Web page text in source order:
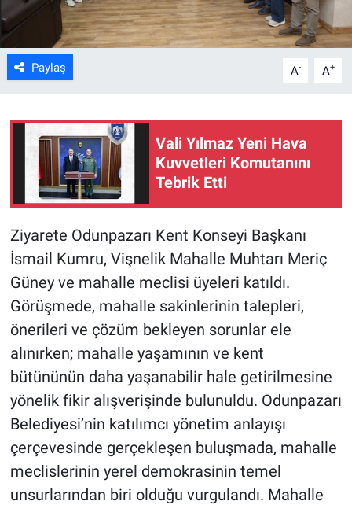
Paylaş A- A+
Vali Yılmaz Yeni Hava
Kuvvetleri Komutanını
Tebrik Etti
Ziyarete Odunpazarı Kent Konseyi Başkanı
İsmail Kumru, Vişnelik Mahalle Muhtarı Meriç
Güney ve mahalle meclisi üyeleri katıldı.
Görüşmede, mahalle sakinlerinin talepleri,
önerileri ve çözüm bekleyen sorunlar ele
alınırken; mahalle yaşamının ve kent
bütününün daha yaşanabilir hale getirilmesine
yönelik fikir alışverişinde bulunuldu. Odunpazarı
Belediyesi’nin katılımcı yönetim anlayışı
çerçevesinde gerçekleşen buluşmada, mahalle
meclislerinin yerel demokrasinin temel
unsurlarından biri olduğu vurgulandı. Mahalle